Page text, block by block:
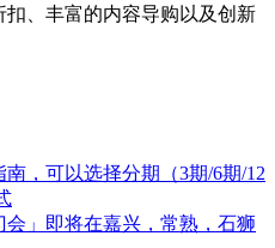
、丰富的内容导购以及创新
，可以选择分期（3期/6期/12
会」即将在嘉兴，常熟，石狮